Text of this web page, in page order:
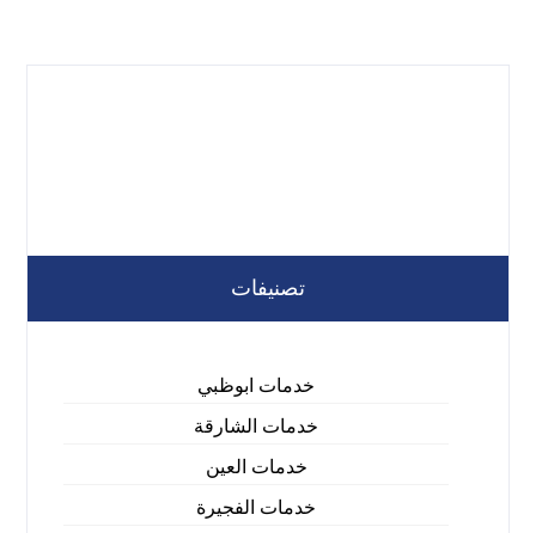
تصنيفات
خدمات ابوظبي
خدمات الشارقة
خدمات العين
خدمات الفجيرة